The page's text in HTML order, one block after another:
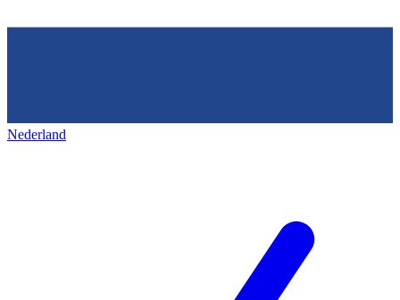
Nederland